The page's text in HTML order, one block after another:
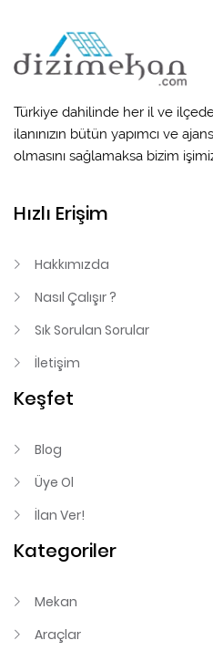
Türkiye dahilinde her il ve
ilanınızın bütün yapımcı ve
olmasını sağlamaksa bizim
Hızlı Erişim
Hakkımızda
Nasıl Çalışır ?
Sık Sorulan Sorular
İletişim
Keşfet
Blog
Üye Ol
İlan Ver!
Kategoriler
Mekan
Araçlar